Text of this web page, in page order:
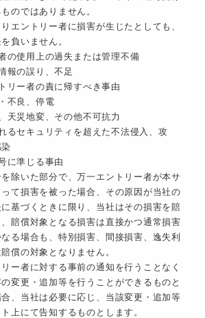
のではありません。
りエントリー者に損害が生じたとしても、
負いません。
の使用上の過失または管理不備
報の誤り、不足
リー者の責に帰すべき事由
不良、停電
天災地変、その他不可抗力
るセキュリティを超えた不法侵入、攻
に準じる事由
除いた部分で、万一エントリー者が本サ
て損害を被った場合、その原因が当社の
基づくときに限り、当社はその損害を賠
賠償対象となる損害は直接かつ通常損害
る場合も、特別損害、間接損害、逸失利
償の対象となりません。
ー者に対する事前の通知を行うことなく
変更・追加等を行うことができるものと
合、当社は必要に応じ、当該変更・追加等
上にて告知するものとします。